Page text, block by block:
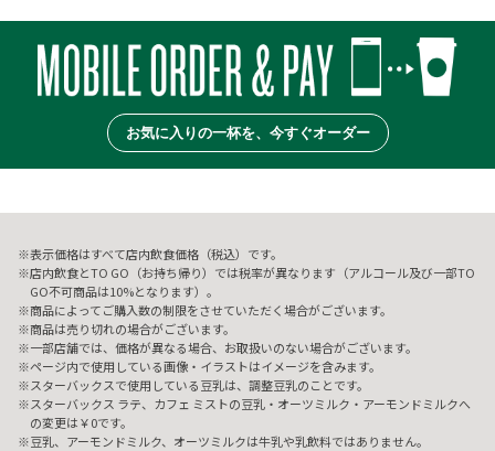
お気に入りの一杯を、今すぐオーダー
表示価格はすべて店内飲食価格（税込）です。
店内飲食とTO GO（お持ち帰り）では税率が異なります（アルコール及び一部TO
GO不可商品は10%となります）。
商品によってご購入数の制限をさせていただく場合がございます。
商品は売り切れの場合がございます。
一部店舗では、価格が異なる場合、お取扱いのない場合がございます。
ページ内で使用している画像・イラストはイメージを含みます。
スターバックスで使用している豆乳は、調整豆乳のことです。
スターバックス ラテ、カフェ ミストの豆乳・オーツミルク・アーモンドミルクへ
の変更は￥0です。
豆乳、アーモンドミルク、オーツミルクは牛乳や乳飲料ではありません。